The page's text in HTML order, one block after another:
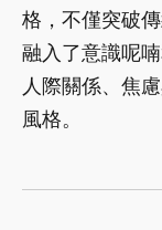
格，不僅突破
融入了意識呢
人際關係、焦
風格。